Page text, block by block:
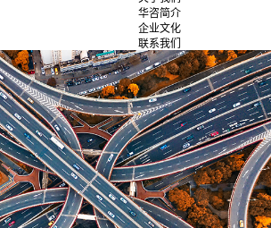
华咨简介
企业文化
联系我们